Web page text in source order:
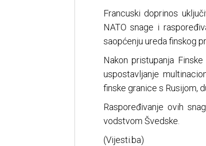
Francuski doprinos
NATO snage i
saopćenju ureda finskog
Nakon pristupanja
uspostavljanje
finske granice s Rusijom,
Raspoređivanje ovih
vodstvom Švedske.
(Vijesti.ba)